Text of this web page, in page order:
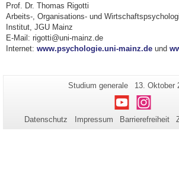
Prof. Dr. Thomas Rigotti
Arbeits-, Organisations- und
Institut, JGU Mainz
E-Mail: rigotti@uni-mainz.de
Internet: www.psychologie.uni-mainz.de und
zu
dieser
Seiten-
Studium generale
Letzte
13. Oktober
Youtube
Datenschutz Impressum Barrierefreiheit